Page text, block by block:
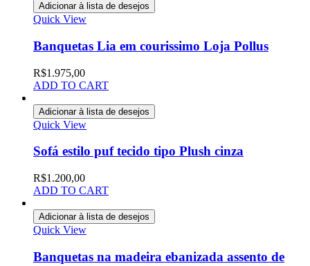
Adicionar à lista de desejos
Quick View
Banquetas Lia em courissimo Loja Pollus
R$1.975,00
ADD TO CART
Adicionar à lista de desejos
Quick View
Sofá estilo puf tecido tipo Plush cinza
R$1.200,00
ADD TO CART
Adicionar à lista de desejos
Quick View
Banquetas na madeira ebanizada assento de